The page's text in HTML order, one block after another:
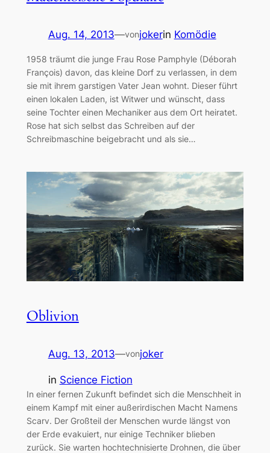
Aug. 14, 2013—vonjokerin Komödie
1958 träumt die junge Frau Rose Pamphyle (Déborah
François) davon, das kleine Dorf zu verlassen, in dem
sie mit ihrem garstigen Vater Jean wohnt. Dieser führt
einen lokalen Laden, ist Witwer und wünscht, dass
seine Tochter einen Mechaniker aus dem Ort heiratet.
Rose hat sich selbst das Schreiben auf der
Schreibmaschine beigebracht und als sie…
Oblivion
Aug. 13, 2013—vonjoker
in Science Fiction
In einer fernen Zukunft befindet sich die Menschheit in
einem Kampf mit einer außerirdischen Macht Namens
Scarv. Der Großteil der Menschen wurde längst von
der Erde evakuiert, nur einige Techniker blieben
zurück. Sie warten hochtechnisierte Drohnen, die über